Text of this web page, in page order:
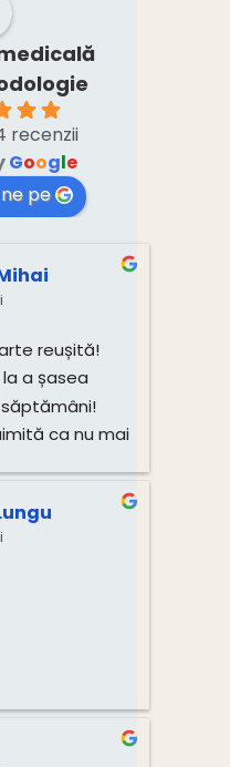
recenzii
Google
pe
reușită!
a șasea
săptămâni!
ca nu mai